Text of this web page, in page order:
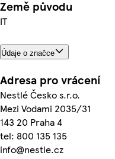
Země původu
IT
Údaje o značce
Adresa pro vrácení
Nestlé Česko s.r.o.
Mezi Vodami 2035/31
143 20 Praha 4
tel: 800 135 135
info@nestle.cz